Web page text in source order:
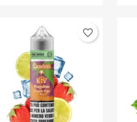
favorite_border